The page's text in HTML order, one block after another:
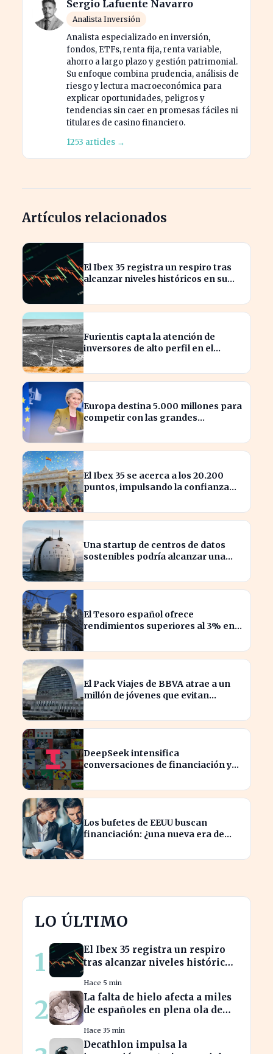
Sergio Lafuente Navarro
Analista Inversión
Analista especializado en inversión,
fondos, ETFs, renta fija, renta variable,
ahorro a largo plazo y gestión patrimonial.
Su enfoque combina prudencia, análisis de
riesgo y lectura macroeconómica para
explicar oportunidades, peligros y
tendencias sin caer en promesas fáciles ni
titulares de casino financiero.
1253 articles →
Artículos relacionados
El Ibex 35 registra un respiro tras
alcanzar niveles históricos en su
Furientis capta la atención de
inversores de alto perfil en el
Europa destina 5.000 millones para
competir con las grandes
El Ibex 35 se acerca a los 20.200
puntos, impulsando la confianza
Una startup de centros de datos
sostenibles podría alcanzar una
El Tesoro español ofrece
rendimientos superiores al 3% en
El Pack Viajes de BBVA atrae a un
millón de jóvenes que evitan
DeepSeek intensifica
conversaciones de financiación y
modelos
Los bufetes de EEUU buscan
financiación: ¿una nueva era de
LO ÚLTIMO
1
El Ibex 35 registra un respiro
tras alcanzar niveles históricos
Hace 5 min
2
La falta de hielo afecta a miles
de españoles en plena ola de
Hace 35 min
Decathlon impulsa la